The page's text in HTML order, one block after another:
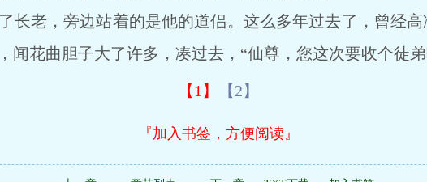
老，旁边站着的是他的道侣。这么多年过去了，曾经高
闻花曲胆子大了许多，凑过去，“仙尊，您这次要收个徒
【1】 【2】
『加入书签，方便阅读』